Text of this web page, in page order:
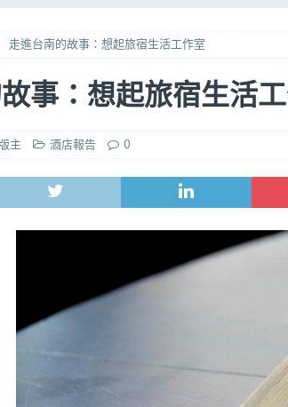
月 25 日 ] 日本航空「御翔印」購買及收集紀錄
月 15 日 ] 不擠地鐵！廣州南站到白雲機場的城軌 旅行
月 28 日 ] 長榮選位小技巧！經濟票坐豪華經濟座位！（
走進台南的故事：想起旅宿生活工作室
事：想起旅宿生活
版主 酒店報告 0